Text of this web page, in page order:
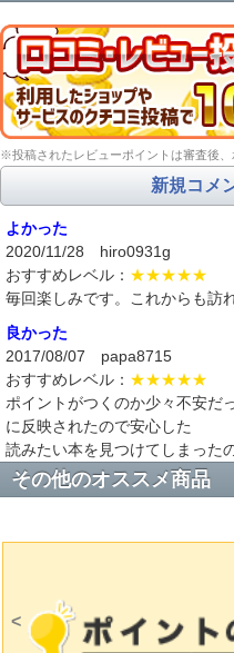
※投稿されたレビューポイントは審査後、
新規コメ
よかった
2020/11/28 hiro0931g
おすすめレベル： ★★★★★
毎回楽しみです。これからも訪
良かった
2017/08/07 papa8715
おすすめレベル： ★★★★★
ポイントがつくのか少々不安だ
に反映されたので安心した
読みたい本を見つけてしまった
その他のオススメ商品
<